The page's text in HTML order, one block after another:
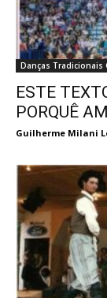
Danças Tradicionais
ESTE
PORQUÊ
Guilherme Milani